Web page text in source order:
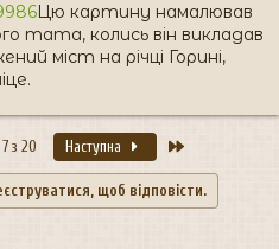
Цю картину намалював
тата, колись він викладав
міст на річці Горині,
7 з 20 Наступна
щоб відповісти.